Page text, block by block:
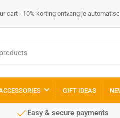
cart - 10% korting ontvang je
GIFT IDEAS
Easy & secure payments